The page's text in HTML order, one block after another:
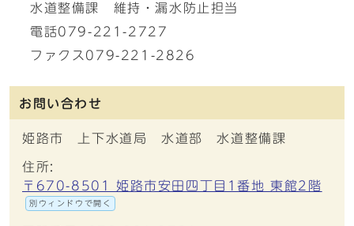
水道整備課 維持・漏水防止担当
電話079-221-2727
ファクス079-221-2826
お問い合わせ
姫路市 上下水道局 水道部 水道整備課
住所:
〒670-8501 姫路市安田四丁目1番地 東館2階
別ウィンドウで開く